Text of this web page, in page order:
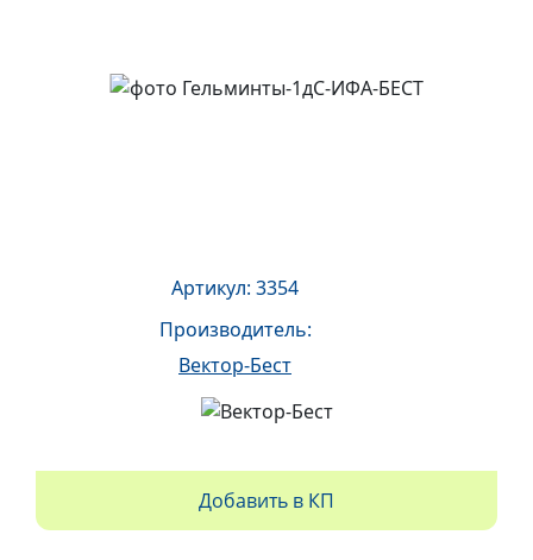
Артикул: 3354
Производитель:
Вектор-Бест
Добавить в КП